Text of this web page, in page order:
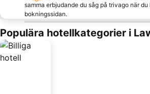
samma erbjudande du såg på trivago när du
bokningssidan.
Populära hotellkategorier i